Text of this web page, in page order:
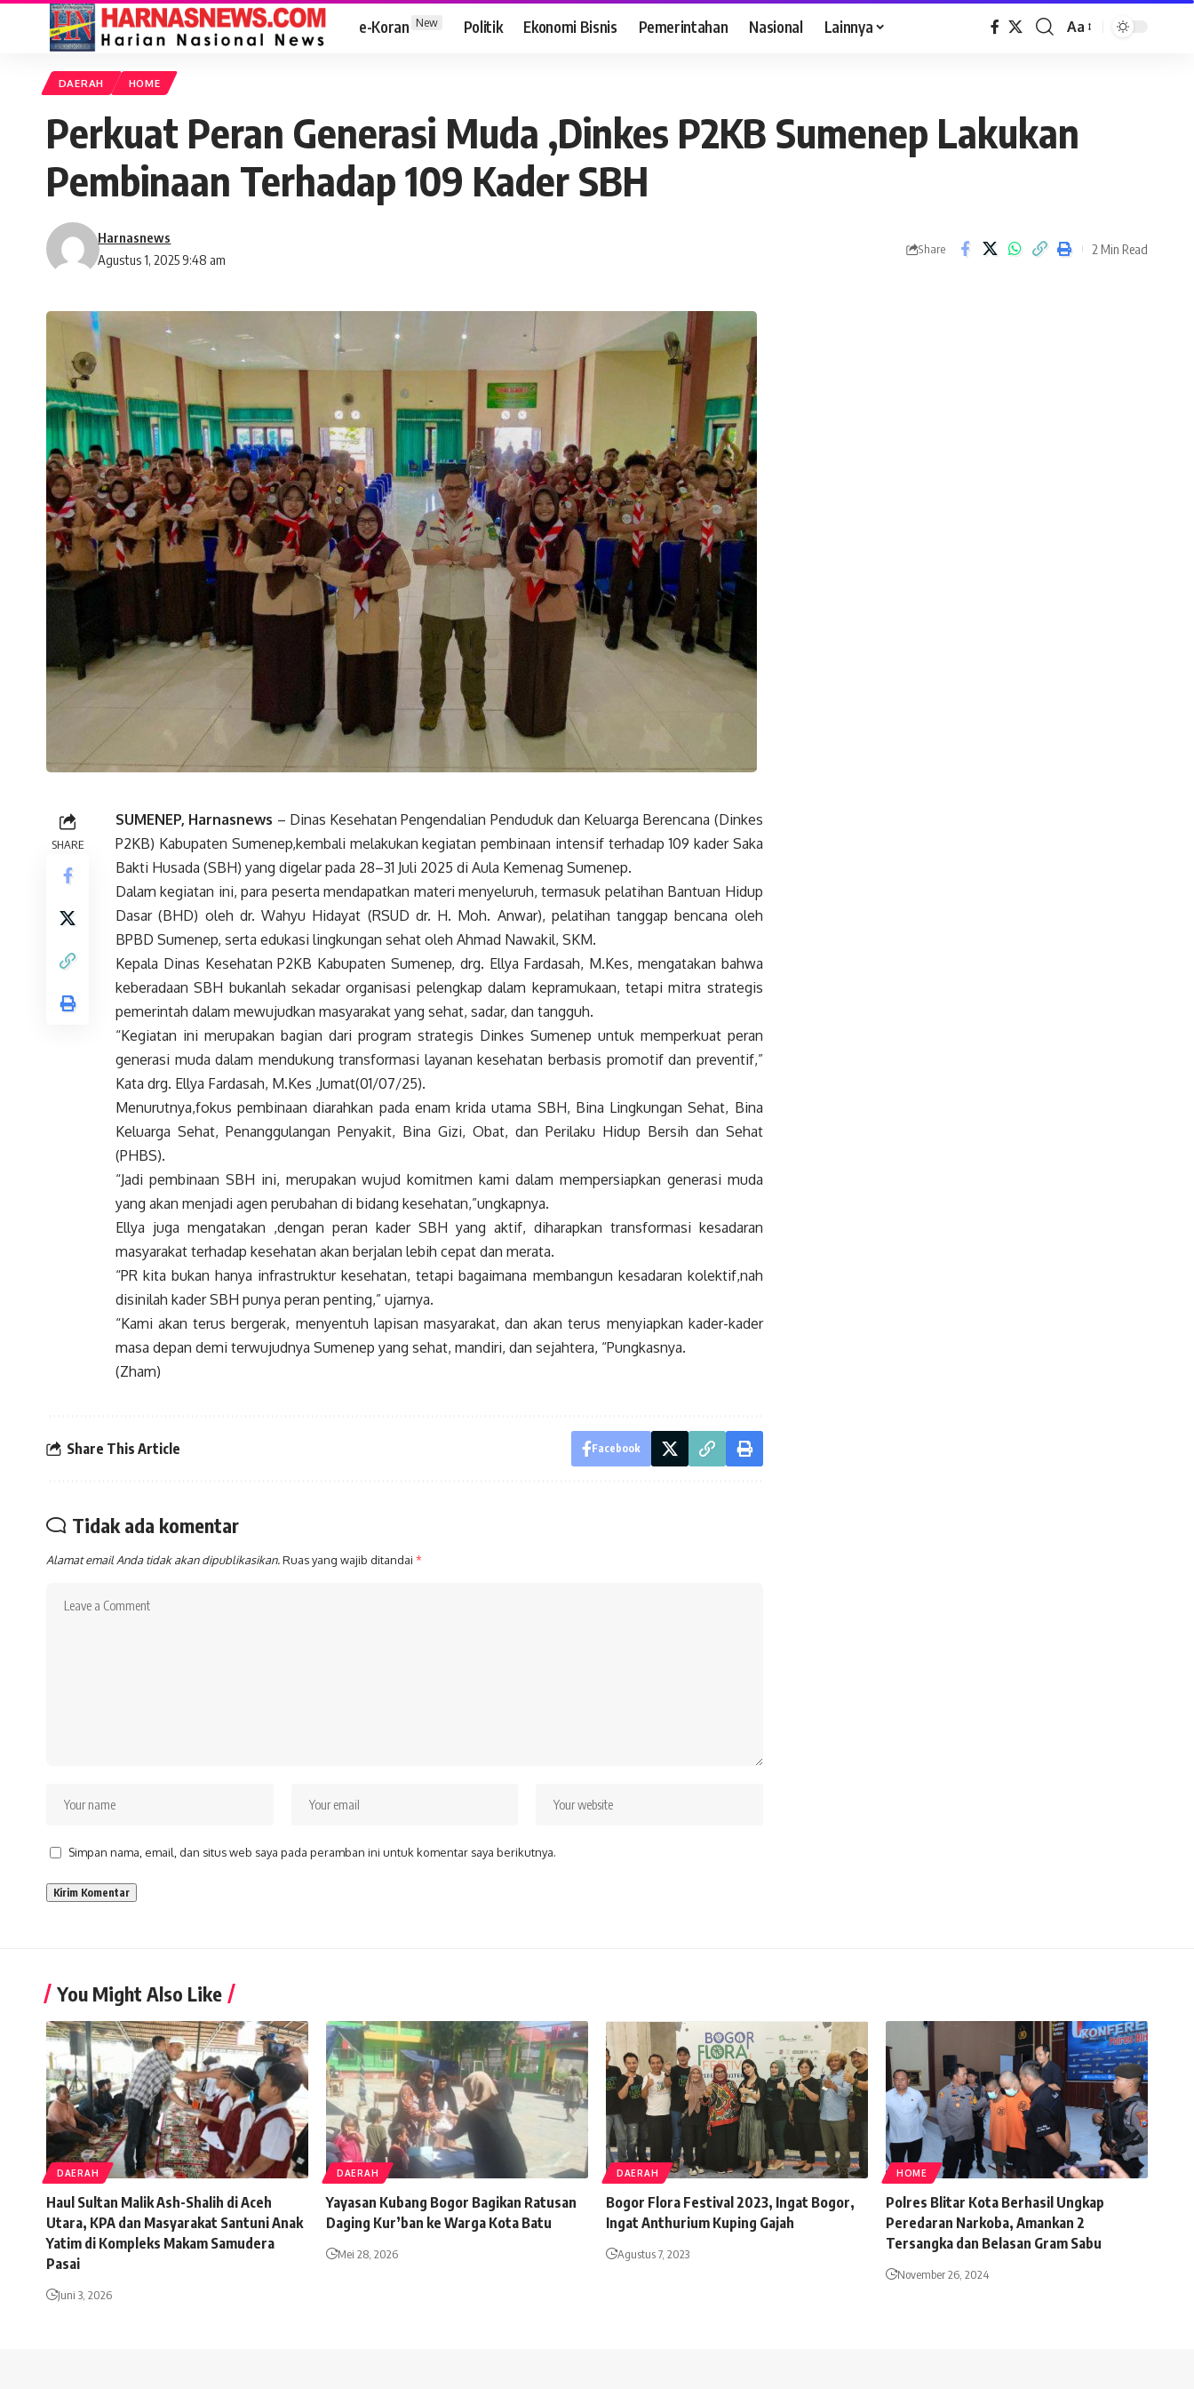
e-Koran New Politik Ekonomi Bisnis Pemerintahan Nasional Lainnya Aa
DAERAH HOME
Perkuat Peran Generasi Muda ,Dinkes P2KB Sumenep Lakukan
Pembinaan Terhadap 109 Kader SBH
Agustus 1, 2025 9:48 am
Harnasnews
Share 2 Min Read
SHARE
SUMENEP, Harnasnews – Dinas Kesehatan Pengendalian Penduduk dan Keluarga Berencana (Dinkes
P2KB) Kabupaten Sumenep,kembali melakukan kegiatan pembinaan intensif terhadap 109 kader Saka
Bakti Husada (SBH) yang digelar pada 28–31 Juli 2025 di Aula Kemenag Sumenep.
Dalam kegiatan ini, para peserta mendapatkan materi menyeluruh, termasuk pelatihan Bantuan Hidup
Dasar (BHD) oleh dr. Wahyu Hidayat (RSUD dr. H. Moh. Anwar), pelatihan tanggap bencana oleh
BPBD Sumenep, serta edukasi lingkungan sehat oleh Ahmad Nawakil, SKM.
Kepala Dinas Kesehatan P2KB Kabupaten Sumenep, drg. Ellya Fardasah, M.Kes, mengatakan bahwa
keberadaan SBH bukanlah sekadar organisasi pelengkap dalam kepramukaan, tetapi mitra strategis
pemerintah dalam mewujudkan masyarakat yang sehat, sadar, dan tangguh.
“Kegiatan ini merupakan bagian dari program strategis Dinkes Sumenep untuk memperkuat peran
generasi muda dalam mendukung transformasi layanan kesehatan berbasis promotif dan preventif,”
Kata drg. Ellya Fardasah, M.Kes ,Jumat(01/07/25).
Menurutnya,fokus pembinaan diarahkan pada enam krida utama SBH, Bina Lingkungan Sehat, Bina
Keluarga Sehat, Penanggulangan Penyakit, Bina Gizi, Obat, dan Perilaku Hidup Bersih dan Sehat
(PHBS).
“Jadi pembinaan SBH ini, merupakan wujud komitmen kami dalam mempersiapkan generasi muda
yang akan menjadi agen perubahan di bidang kesehatan,”ungkapnya.
Ellya juga mengatakan ,dengan peran kader SBH yang aktif, diharapkan transformasi kesadaran
masyarakat terhadap kesehatan akan berjalan lebih cepat dan merata.
“PR kita bukan hanya infrastruktur kesehatan, tetapi bagaimana membangun kesadaran kolektif,nah
disinilah kader SBH punya peran penting,” ujarnya.
“Kami akan terus bergerak, menyentuh lapisan masyarakat, dan akan terus menyiapkan kader-kader
masa depan demi terwujudnya Sumenep yang sehat, mandiri, dan sejahtera, “Pungkasnya.
(Zham)
Share This Article Facebook
Tidak ada komentar
Alamat email Anda tidak akan dipublikasikan.Ruas yang wajib ditandai *
Simpan nama, email, dan situs web saya pada peramban ini untuk komentar saya berikutnya.
You Might Also Like
DAERAH
Haul Sultan Malik Ash-Shalih di Aceh
Utara, KPA dan Masyarakat Santuni Anak
Yatim di Kompleks Makam Samudera
Pasai
Juni 3, 2026
DAERAH
Yayasan Kubang Bogor Bagikan Ratusan
Daging Kur’ban ke Warga Kota Batu
Mei 28, 2026
DAERAH
Bogor Flora Festival 2023, Ingat Bogor,
Ingat Anthurium Kuping Gajah
Agustus 7, 2023
HOME
Polres Blitar Kota Berhasil Ungkap
Peredaran Narkoba, Amankan 2
Tersangka dan Belasan Gram Sabu
November 26, 2024